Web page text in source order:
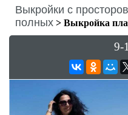
Выкройки с
полных > Выкройка
9-